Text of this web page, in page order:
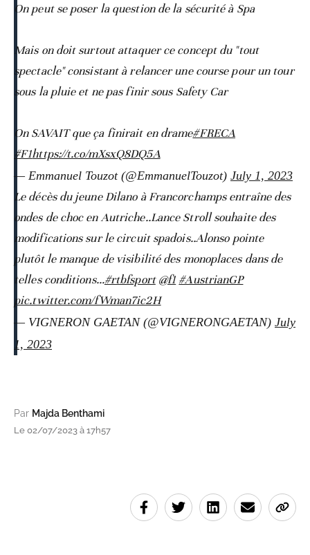
On peut se poser la question de la sécurité à Spa
Mais on doit surtout attaquer ce concept du "tout
spectacle" consistant à relancer une course pour un tour
sous la pluie et ne pas finir sous Safety Car
On SAVAIT que ça finirait en drame#FRECA
#F1https://t.co/mXsxQ8DQ5A
— Emmanuel Touzot (@EmmanuelTouzot) July 1, 2023
Le décès du jeune Dilano à Francorchamps entraîne des
ondes de choc en Autriche..Lance Stroll souhaite des
modifications sur le circuit spadois..Alonso pointe
plutôt le manque de visibilité des monoplaces dans de
telles conditions…#rtbfsport @f1 #AustrianGP
pic.twitter.com/fWman7ic2H
— VIGNERON GAETAN (@VIGNERONGAETAN) July
1, 2023
Par Majda Benthami
Le 02/07/2023 à 17h57